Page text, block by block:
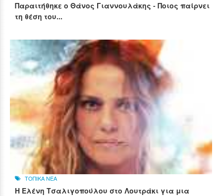
Παραιτήθηκε ο Θάνος Γιαννουλάκης - Ποιος παίρνει
τη θέση του...
ΤΟΠΙΚΑ ΝΕΑ
Η Ελένη Τσαλιγοπούλου στο Λουτράκι για μια